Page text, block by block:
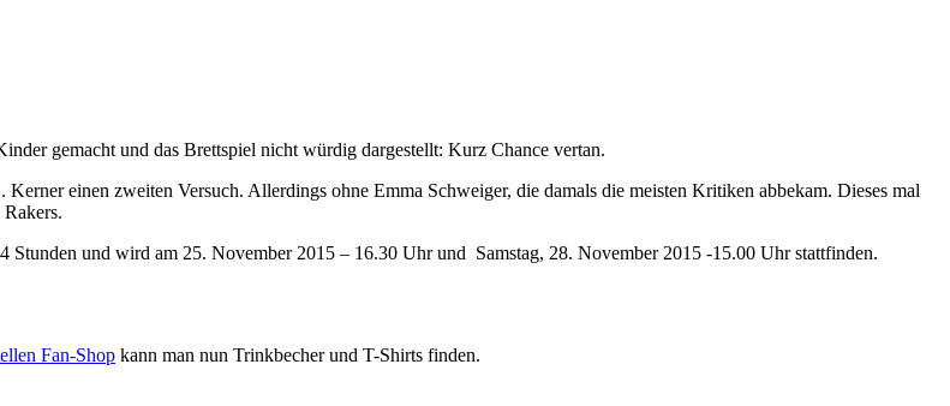
gemacht und das Brettspiel nicht würdig dargestellt: Kurz Chance vertan.
einen zweiten Versuch. Allerdings ohne Emma Schweiger, die damals die meisten Kritiken abbekam. Dieses mal
Stunden und wird am 25. November 2015 – 16.30 Uhr und Samstag, 28. November 2015 -15.00 Uhr stattfinden.
Fan-Shop kann man nun Trinkbecher und T-Shirts finden.